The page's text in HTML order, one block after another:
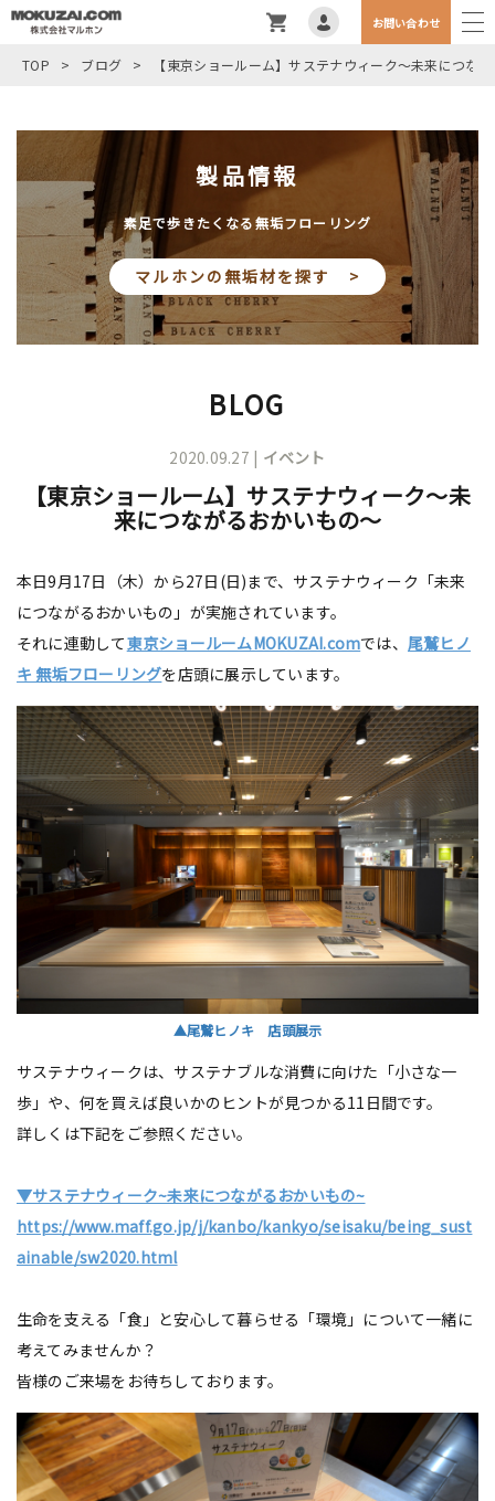
お問い合わせ
TOP > ブログ > 【東京ショールーム】サステナウィーク～未来につな
製品情報
素足で歩きたくなる無垢フローリング
マルホンの無垢材を探す >
BLOG
2020.09.27 | イベント
【東京ショールーム】サステナウィーク～未
来につながるおかいもの～
本日9月17日（木）から27日(日)まで、サステナウィーク「未来
につながるおかいもの」が実施されています。
それに連動して東京ショールームMOKUZAI.comでは、 尾鷲ヒノ
キ 無垢フローリングを店頭に展示しています。
▲尾鷲ヒノキ 店頭展示
サステナウィークは、サステナブルな消費に向けた「小さな一
歩」や、何を買えば良いかのヒントが見つかる11日間です。
詳しくは下記をご参照ください。
▼サステナウィーク~未来につながるおかいもの~
https://www.maff.go.jp/j/kanbo/kankyo/seisaku/being_sust
ainable/sw2020.html
生命を支える「食」と安心して暮らせる「環境」について一緒に
考えてみませんか？
皆様のご来場をお待ちしております。